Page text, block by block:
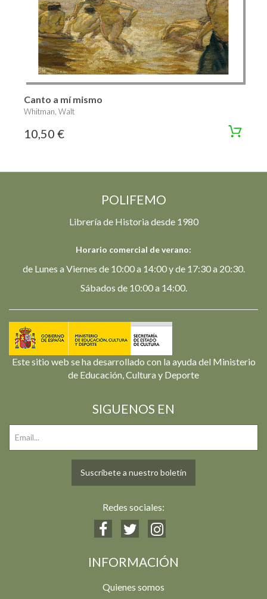
Canto a mí mismo
Whitman, Walt
10,50 €
POLIFEMO
Librería de Historia desde 1980
Horario comercial de verano:
de Lunes a Viernes de 10:00 a 14:00 y de 17:30 a 20:30.
Sábados de 10:00 a 14:00.
Este sitio web se ha desarrollado con la ayuda del Ministerio
de Educación, Cultura y Deporte
SIGUENOS EN
Suscríbete a nuestro boletín
Redes sociales:
INFORMACIÓN
Quienes somos